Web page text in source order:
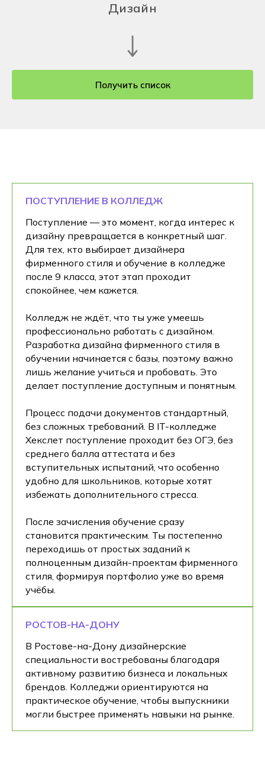
Дизайн
Получить список
ПОСТУПЛЕНИЕ В КОЛЛЕДЖ
Поступление — это момент, когда интерес к
дизайну превращается в конкретный шаг.
Для тех, кто выбирает дизайнера
фирменного стиля и обучение в колледже
после 9 класса, этот этап проходит
спокойнее, чем кажется.
Колледж не ждёт, что ты уже умеешь
профессионально работать с дизайном.
Разработка дизайна фирменного стиля в
обучении начинается с базы, поэтому важно
лишь желание учиться и пробовать. Это
делает поступление доступным и понятным.
Процесс подачи документов стандартный,
без сложных требований. В IT-колледже
Хекслет поступление проходит без ОГЭ, без
среднего балла аттестата и без
вступительных испытаний, что особенно
удобно для школьников, которые хотят
избежать дополнительного стресса.
После зачисления обучение сразу
становится практическим. Ты постепенно
переходишь от простых заданий к
полноценным дизайн-проектам фирменного
стиля, формируя портфолио уже во время
учёбы.
РОСТОВ-НА-ДОНУ
В Ростове-на-Дону дизайнерские
специальности востребованы благодаря
активному развитию бизнеса и локальных
брендов. Колледжи ориентируются на
практическое обучение, чтобы выпускники
могли быстрее применять навыки на рынке.